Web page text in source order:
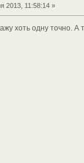
2013, 11:58:14 »
хоть одну точно. А